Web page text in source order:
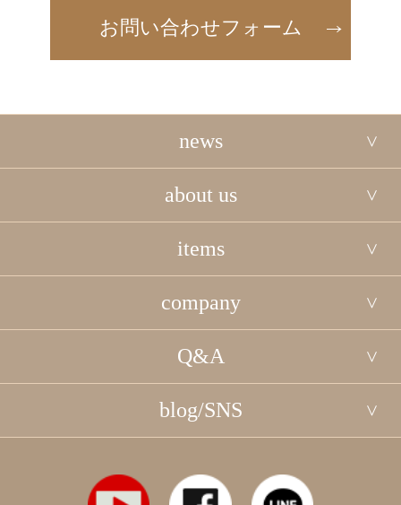
お問い合わせフォーム
news
about us
items
company
Q&A
blog/SNS